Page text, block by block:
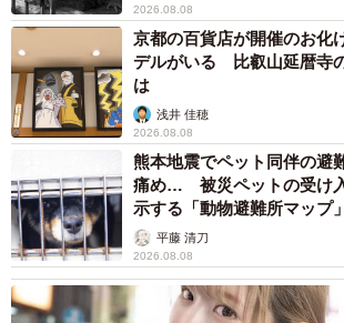
2026.08.08
京都の百貨店が開催のお化
デルがいる 比叡山延暦寺
は
浅井 佳穂
2026.08.08
熊本地震でペット同伴の避
痛め… 被災ペットの受け
示する「動物避難所マップ
平藤 清刀
2026.08.08